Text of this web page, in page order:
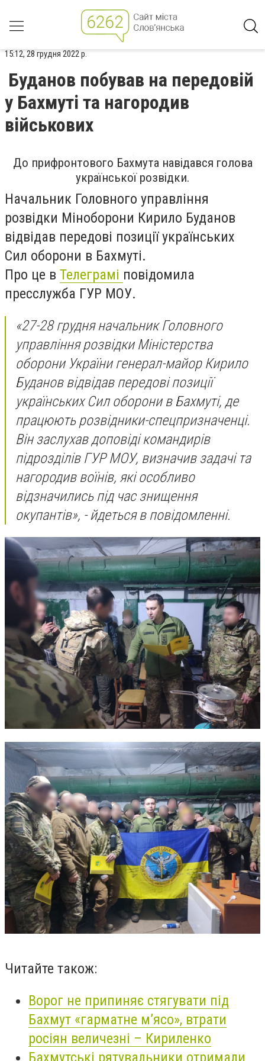
15:12, 28 грудня 2022 р.
Буданов побував на передовій
у Бахмуті та нагородив
військових
До прифронтового Бахмута навідався голова
української розвідки.
Начальник Головного управління
розвідки Міноборони Кирило Буданов
відвідав передові позиції українських
Сил оборони в Бахмуті.
Про це в Телеграмі повідомила
пресслужба ГУР МОУ.
«27-28 грудня начальник Головного
управління розвідки Міністерства
оборони України генерал-майор Кирило
Буданов відвідав передові позиції
українських Сил оборони в Бахмуті, де
працюють розвідники-спецпризначенці.
Він заслухав доповіді командирів
підрозділів ГУР МОУ, визначив задачі та
нагородив воїнів, які особливо
відзначились під час знищення
окупантів», - йдеться в повідомленні.
Читайте також:
Ворог не припиняє стягувати під
Бахмут «гарматне м’ясо», втрати
росіян величезні – Кириленко
Бахмутські рятувальники отримали